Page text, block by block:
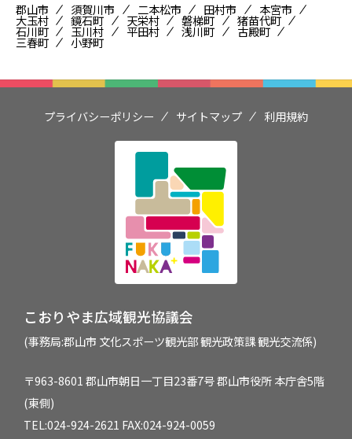
郡山市 須賀川市 二本松市 田村市 本宮市
大玉村 鏡石町 天栄村 磐梯町 猪苗代町
石川町 玉川村 平田村 浅川町 古殿町
三春町 小野町
プライバシーポリシー サイトマップ 利用規約
こおりやま広域観光協議会
(事務局:郡山市 文化スポーツ観光部 観光政策課 観光交流係)
〒963-8601 郡山市朝日一丁目23番7号 郡山市役所 本庁舎5階
(東側)
TEL:024-924-2621 FAX:024-924-0059